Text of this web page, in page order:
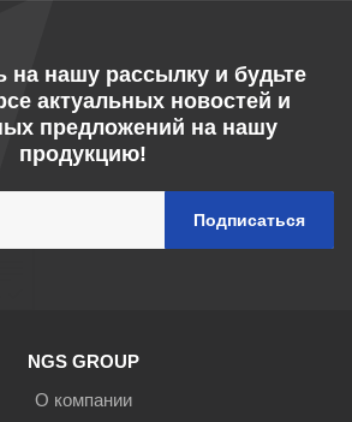
на нашу рассылку и будьте
актуальных новостей и
предложений на нашу
продукцию!
NGS GROUP
О компании